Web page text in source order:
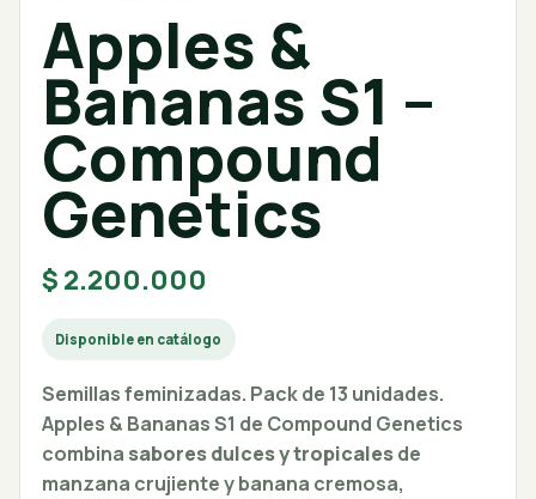
Apples &
Bananas S1 –
Compound
Genetics
$ 2.200.000
Disponible en catálogo
Semillas feminizadas. Pack de 13 unidades.
Apples & Bananas S1 de Compound Genetics
combina sabores dulces y tropicalesde
manzana crujiente y banana cremosa,